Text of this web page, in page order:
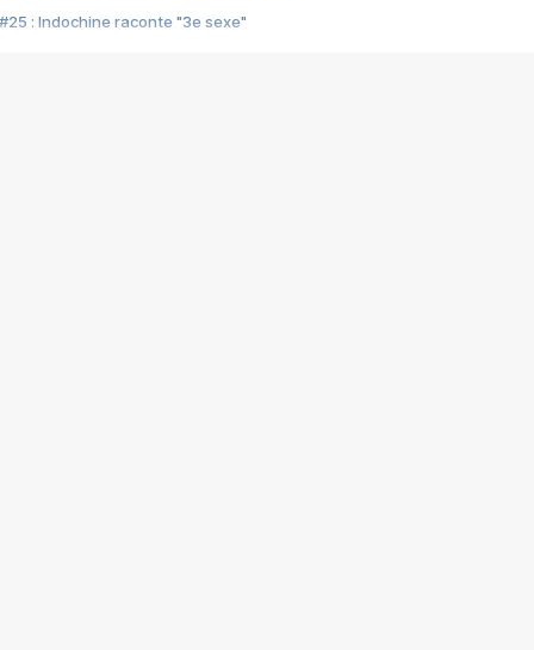
#25 : Indochine raconte "3e sexe"